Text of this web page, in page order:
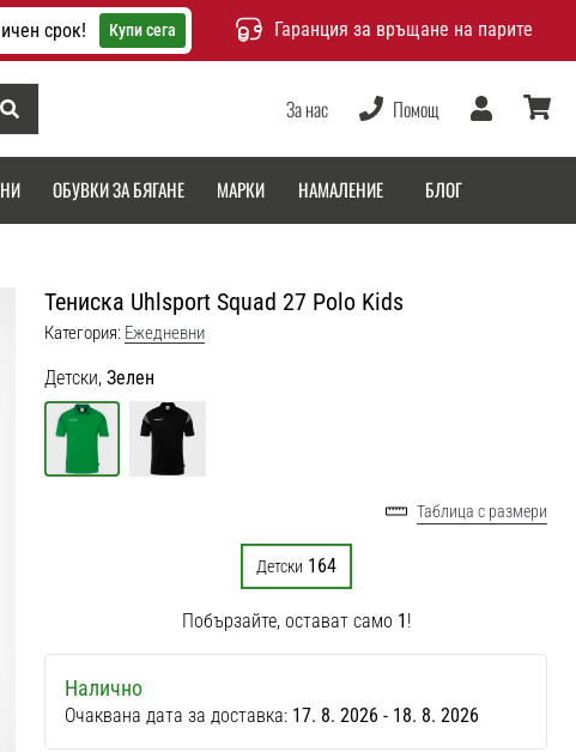
срок! Купи сега Гаранция за връщане на парите
За нас Помощ
Потребител
ОБУВКИ ЗА БЯГАНЕ МАРКИ НАМАЛЕНИЕ БЛОГ
Тениска Uhlsport Squad 27 Polo Kids
Категория: Ежедневни
Детски, Зелен
Таблица с размери
Детски 164
Побързайте, остават само 1 !
Налично
Очаквана дата за доставка: 17. 8. 2026 - 18. 8. 2026